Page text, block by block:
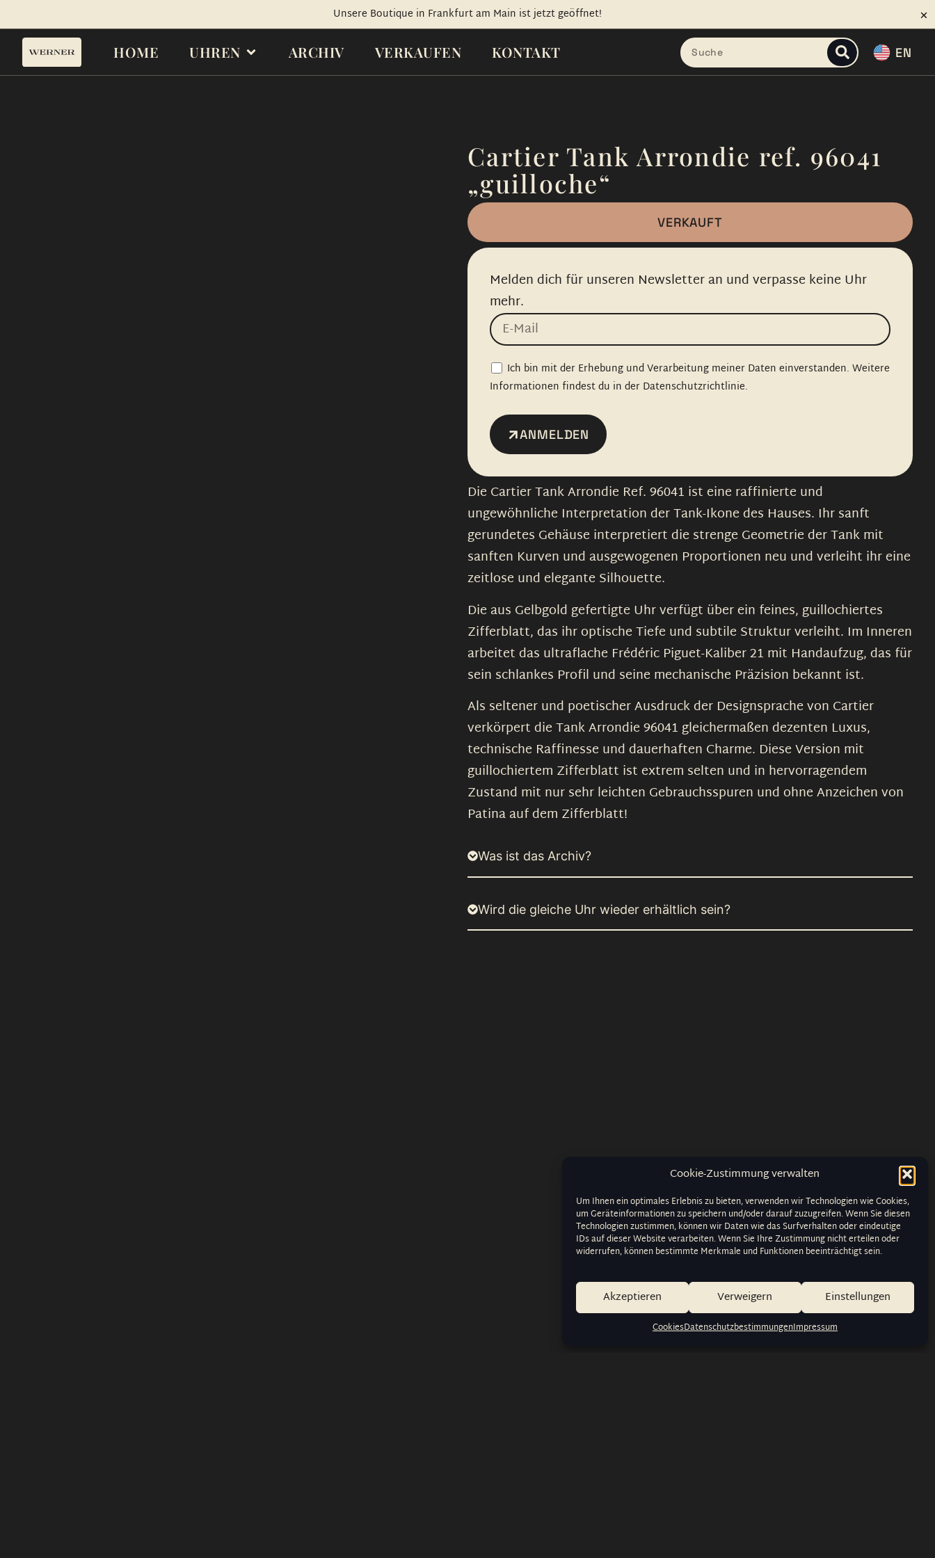
Cookie-Zustimmung verwalten
Um Ihnen ein optimales Erlebnis zu bieten, verwenden wir Technologien wie Cookies,
um Geräteinformationen zu speichern und/oder darauf zuzugreifen. Wenn Sie diesen
Technologien zustimmen, können wir Daten wie das Surfverhalten oder eindeutige
IDs auf dieser Website verarbeiten. Wenn Sie Ihre Zustimmung nicht erteilen oder
widerrufen, können bestimmte Merkmale und Funktionen beeinträchtigt sein.
Akzeptieren Verweigern Einstellungen
CookiesDatenschutzbestimmungenImpressum
Unsere Boutique in Frankfurt am Main ist jetzt geöffnet!
HOME UHREN ARCHIV VERKAUFEN KONTAKT EN
Cartier Tank Arrondie ref. 96041
„guilloche“
VERKAUFT
Melden dich für unseren Newsletter an und verpasse keine Uhr
mehr.
Ich bin mit der Erhebung und Verarbeitung meiner Daten einverstanden. Weitere
Informationen findest du in der Datenschutzrichtlinie.
ANMELDEN
Die Cartier Tank Arrondie Ref. 96041 ist eine raffinierte und
ungewöhnliche Interpretation der Tank-Ikone des Hauses. Ihr sanft
gerundetes Gehäuse interpretiert die strenge Geometrie der Tank mit
sanften Kurven und ausgewogenen Proportionen neu und verleiht ihr eine
zeitlose und elegante Silhouette.
Die aus Gelbgold gefertigte Uhr verfügt über ein feines, guillochiertes
Zifferblatt, das ihr optische Tiefe und subtile Struktur verleiht. Im Inneren
arbeitet das ultraflache Frédéric Piguet-Kaliber 21 mit Handaufzug, das für
sein schlankes Profil und seine mechanische Präzision bekannt ist.
Als seltener und poetischer Ausdruck der Designsprache von Cartier
verkörpert die Tank Arrondie 96041 gleichermaßen dezenten Luxus,
technische Raffinesse und dauerhaften Charme. Diese Version mit
guillochiertem Zifferblatt ist extrem selten und in hervorragendem
Zustand mit nur sehr leichten Gebrauchsspuren und ohne Anzeichen von
Patina auf dem Zifferblatt!
Was ist das Archiv?
Wird die gleiche Uhr wieder erhältlich sein?